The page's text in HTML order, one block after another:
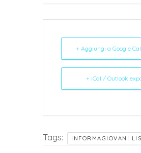
+ Aggiungi a Google
+ iCal / Outlook
Tags: INFORMAGIOVANI